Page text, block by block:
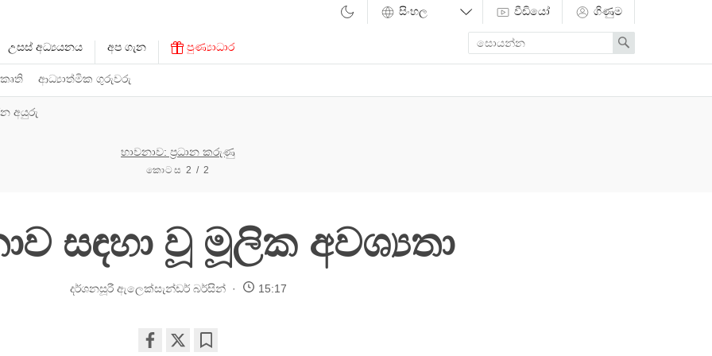
ආධ්‍යාත්මික ගුරුවරු
උසස් අධ්‍යයනය අප ගැන පුණ්‍යාධාර
වීඩියෝ ගිණුම
Enter
search
term
Search
අයුරු
භාවනාව: ප්‍රධාන කරුණු
කොටස 2 / 2
සඳහා වූ මූලික අවශ්‍යතා
දර්ශනසූරී ඇලෙක්සැන්ඩර් බර්සින් 15:17